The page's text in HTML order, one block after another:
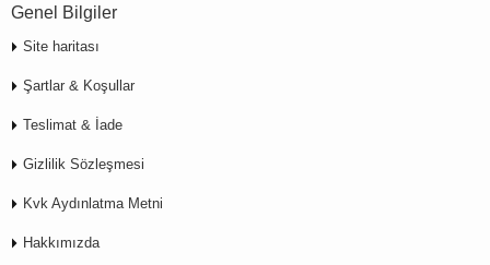
Genel Bilgiler
Site haritası
Şartlar & Koşullar
Teslimat & İade
Gizlilik Sözleşmesi
Kvk Aydınlatma Metni
Hakkımızda